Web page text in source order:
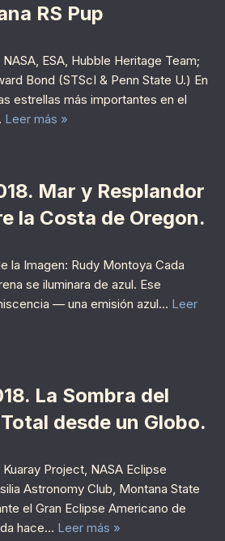
RS Pup
ESA, Hubble Heritage Team;
Bond (STScI & Penn State U.) En
estrellas más importantes en el
Leer más »
Mar y Resplandor
la Costa de Oregon.
la Imagen: Rudy Montoya Cada
se iluminara de azul. Ese
— una emisión azul… Leer
La Sombra del
desde un Globo.
Project, NASA Eclipse
Astronomy Club, Montana State
el Gran Eclipse Americano de
hace… Leer más »